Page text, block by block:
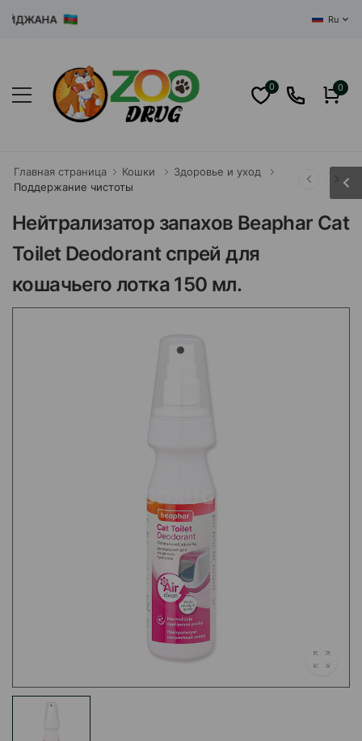
Ru
0 0
Главная страница Кошки
Здоровье и уход
Поддержание чистоты
Нейтрализатор запахов Beaphar Cat
Toilet Deodorant спрей для
кошачьего лотка 150 мл.